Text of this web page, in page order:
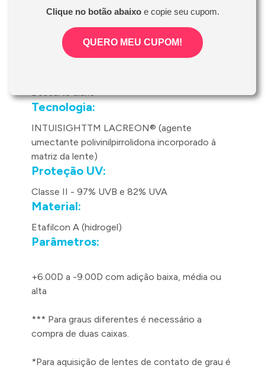
presbiopia (dificuldade de focalizar de perto,
Quantidade:
Caixa com 30 lentes de contato
Descarte diário
Tecnologia:
INTUISIGHTTM LACREON® (agente
umectante polivinilpirrolidona incorporado à
matriz da lente)
Proteção UV:
Classe II - 97% UVB e 82% UVA
Material:
Etafilcon A (hidrogel)
Parâmetros:
+6.00D a -9.00D com adição baixa, média ou
alta
*** Para graus diferentes é necessário a
compra de duas caixas.
*Para aquisição de lentes de contato de grau é
Clique no botão abaixoe copie seu cupom.
QUERO MEU CUPOM!